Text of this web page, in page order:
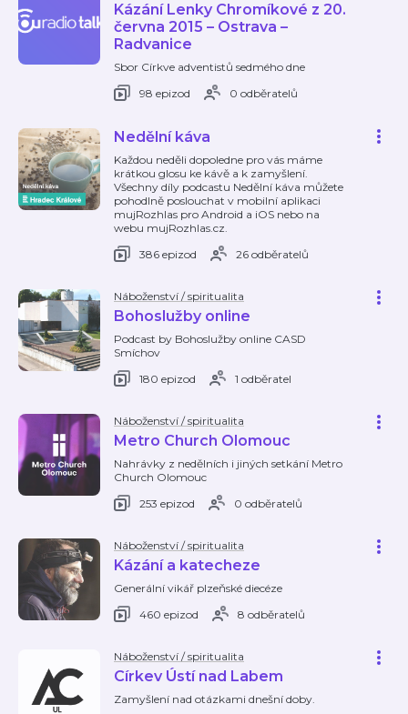
Kázání Lenky Chromíkové z 20.
června 2015 – Ostrava –
Radvanice
Sbor Církve adventistů sedmého dne
98 epizod
0 odběratelů
Nedělní káva
Každou neděli dopoledne pro vás máme
krátkou glosu ke kávě a k zamyšlení.
Všechny díly podcastu Nedělní káva můžete
pohodlně poslouchat v mobilní aplikaci
mujRozhlas pro Android a iOS nebo na
webu mujRozhlas.cz.
386 epizod
26 odběratelů
Náboženství / spiritualita
Bohoslužby online
Podcast by Bohoslužby online CASD
Smíchov
180 epizod
1 odběratel
Náboženství / spiritualita
Metro Church Olomouc
Nahrávky z nedělních i jiných setkání Metro
Church Olomouc
253 epizod
0 odběratelů
Náboženství / spiritualita
Kázání a katecheze
Generální vikář plzeňské diecéze
460 epizod
8 odběratelů
Náboženství / spiritualita
Církev Ústí nad Labem
Zamyšlení nad otázkami dnešní doby.